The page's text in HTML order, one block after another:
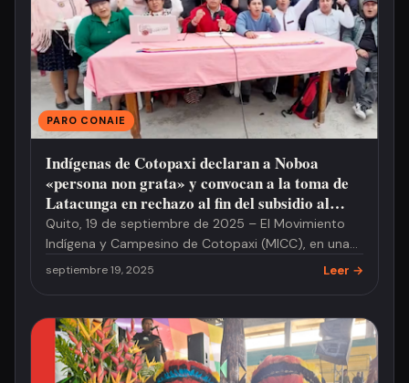
PARO CONAIE
Indígenas de Cotopaxi declaran a Noboa
«persona non grata» y convocan a la toma de
Latacunga en rechazo al fin del subsidio al
diésel
Quito, 19 de septiembre de 2025 – El Movimiento
Indígena y Campesino de Cotopaxi (MICC), en una
asamblea extraordinari…
septiembre 19, 2025 Leer →